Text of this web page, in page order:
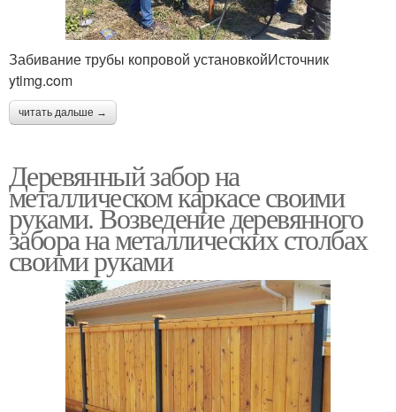
Забивание трубы копровой установкойИсточник
ytimg.com
читать дальше →
Деревянный забор на
металлическом каркасе своими
руками. Возведение деревянного
забора на металлических столбах
своими руками